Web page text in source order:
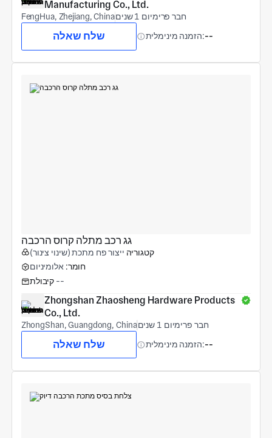
Manufacturing Co., Ltd.
FengHua, Zhejiang, China חבר פרימיום 1 שנים
שלח שאלה הזמנה מינימלית:--
גג רכב מתלה קרוס הרכבה
קטגוריה ייצור פח מתכת (שינוי צינור)
חומר: אלומיניום
קיבולת --
Zhongshan Zhaosheng Hardware Products
Co., Ltd.
ZhongShan, Guangdong, China חבר פרימיום 1 שנים
שלח שאלה הזמנה מינימלית:--